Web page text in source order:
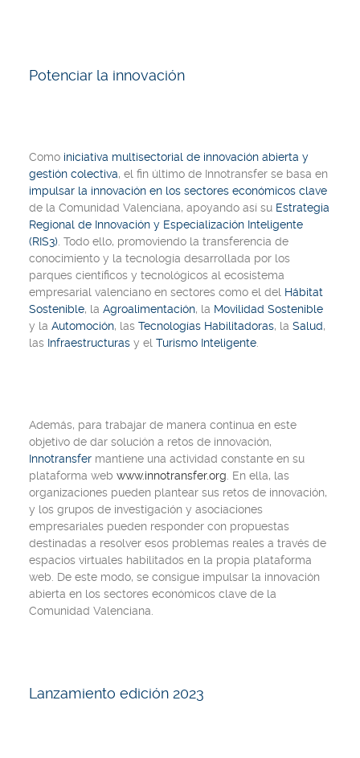
Potenciar la innovación
Como iniciativa multisectorial de innovación abierta y
gestión colectiva, el fin último de Innotransfer se basa en
impulsar la innovación en los sectores económicos clave
de la Comunidad Valenciana, apoyando así su Estrategia
Regional de Innovación y Especialización Inteligente
(RIS3) . Todo ello, promoviendo la transferencia de
conocimiento y la tecnología desarrollada por los
parques científicos y tecnológicos al ecosistema
empresarial valenciano en sectores como el del Hábitat
Sostenible, la Agroalimentación, la Movilidad Sostenible
y la Automoción, las Tecnologías Habilitadoras, la Salud,
las Infraestructuras y el Turismo Inteligente
Además, para trabajar de manera continua en este
objetivo de dar solución a retos de innovación,
Innotransfer mantiene una actividad constante en su
plataforma web www.innotransfer.org . En ella, las
organizaciones pueden plantear sus retos de innovación,
y los grupos de investigación y asociaciones
empresariales pueden responder con propuestas
destinadas a resolver esos problemas reales a través de
espacios virtuales habilitados en la propia plataforma
web. De este modo, se consigue impulsar la innovación
abierta en los sectores económicos clave de la
Comunidad Valenciana.
Lanzamiento edición 2023